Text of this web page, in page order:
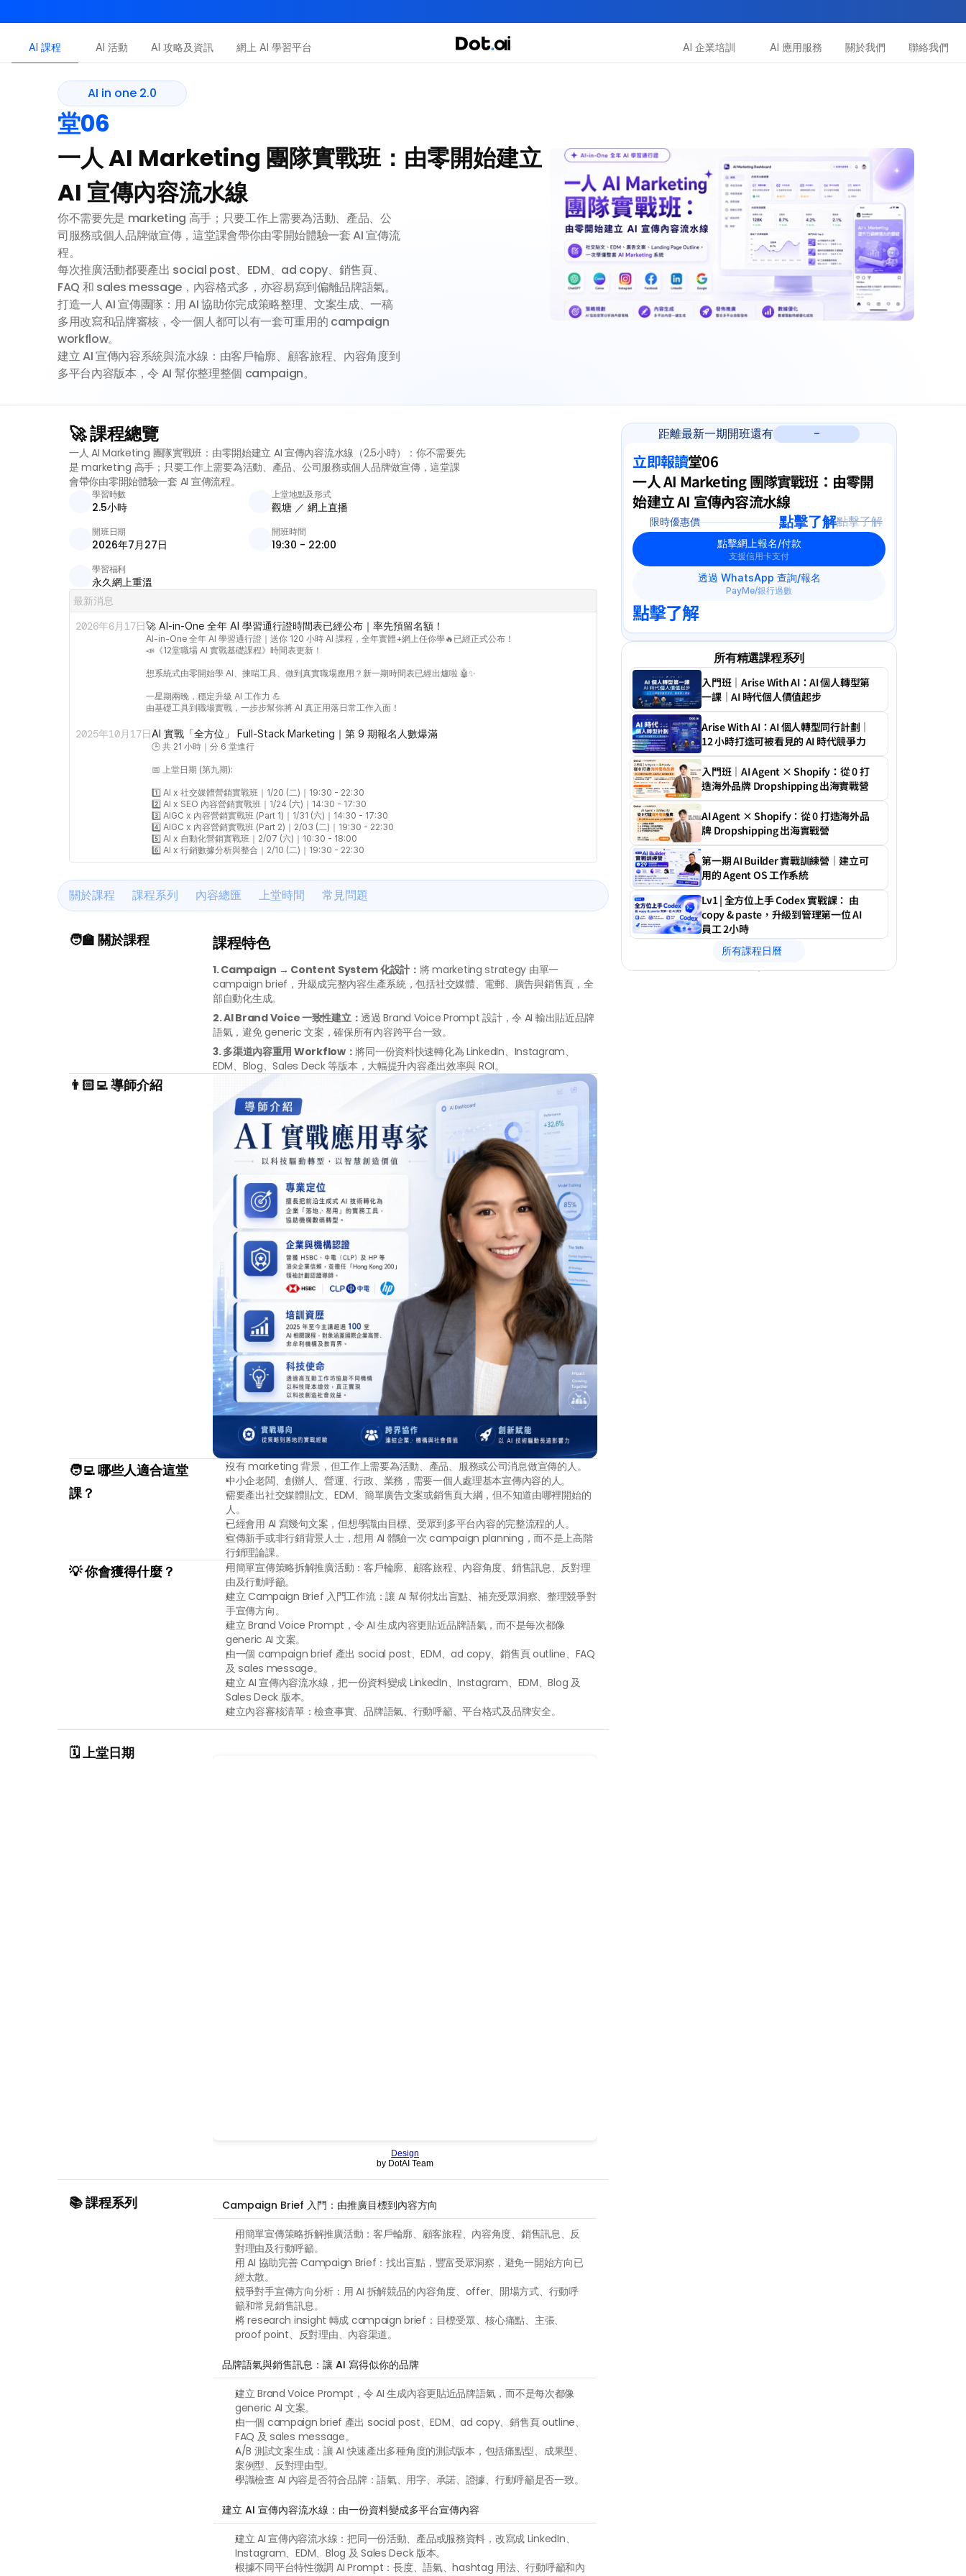
AI in one 2.0
AI in one 2.0
堂06
一人 AI Marketing 團隊實戰班：由零開始建立
AI 宣傳內容流水線
你不需要先是 marketing 高手；只要工作上需要為活動、產品、公
司服務或個人品牌做宣傳，這堂課會帶你由零開始體驗一套 AI 宣傳流
程。
每次推廣活動都要產出 social post、EDM、ad copy、銷售頁、
FAQ 和 sales message，內容格式多，亦容易寫到偏離品牌語氣。
打造一人 AI 宣傳團隊：用 AI 協助你完成策略整理、文案生成、一稿
多用改寫和品牌審核，令一個人都可以有一套可重用的 campaign
workflow。
建立 AI 宣傳內容系統與流水線：由客戶輪廓、顧客旅程、內容角度到
多平台內容版本，令 AI 幫你整理整個 campaign。
🚀 課程總覽
一人 AI Marketing 團隊實戰班：由零開始建立 AI 宣傳內容流水線（2.5小時）：你不需要先
是 marketing 高手；只要工作上需要為活動、產品、公司服務或個人品牌做宣傳，這堂課
會帶你由零開始體驗一套 AI 宣傳流程。
學習時數
2.5小時
上堂地點及形式
觀塘 ／ 網上直播
開班日期
2026年7月27日
開班時間
19:30 - 22:00
學習福利
永久網上重溫
最新消息
2026年6月17日🚀 AI-in-One 全年 AI 學習通行證時間表已經公布｜率先預留名額！
AI-in-One 全年 AI 學習通行證｜送你 120 小時 AI 課程，全年實體+網上任你學🔥已經正式公布！
📣《12堂職場 AI 實戰基礎課程》時間表更新！
想系統式由零開始學 AI、揀啱工具、做到真實職場應用？新一期時間表已經出爐啦 🤖✨
一星期兩晚，穩定升級 AI 工作力 💪
由基礎工具到職場實戰，一步步幫你將 AI 真正用落日常工作入面！
2025年10月17日AI 實戰「全方位」 Full-Stack Marketing｜第 9 期報名人數爆滿
🕒 共 21 小時｜分 6 堂進行
📅 上堂日期 (第九期):
1️⃣ AI x 社交媒體營銷實戰班｜1/20 (二)｜19:30 - 22:30
2️⃣ AI x SEO 內容營銷實戰班｜1/24 (六)｜14:30 - 17:30
3️⃣ AIGC x 內容營銷實戰班 (Part 1)｜1/31 (六)｜14:30 - 17:30
4️⃣ AIGC x 內容營銷實戰班 (Part 2)｜2/03 (二)｜19:30 - 22:30
5️⃣ AI x 自動化營銷實戰班｜2/07 (六)｜10:30 - 18:00
6️⃣ AI x 行銷數據分析與整合｜2/10 (二)｜19:30 - 22:30
關於課程 課程系列 內容總匯 上堂時間 常見問題
🧑‍🏫 關於課程 課程特色
1. Campaign → Content System 化設計： 將 marketing strategy 由單一
campaign brief，升級成完整內容生產系統，包括社交媒體、電郵、廣告與銷售頁，全
部自動化生成。
2. AI Brand Voice 一致性建立：透過 Brand Voice Prompt 設計，令 AI 輸出貼近品牌
語氣，避免 generic 文案，確保所有內容跨平台一致。
3. 多渠道內容重用 Workflow：將同一份資料快速轉化為 LinkedIn、Instagram、
EDM、Blog、Sales Deck 等版本，大幅提升內容產出效率與 ROI。
👨🏻‍💻 導師介紹
🧑‍💻 哪些人適合這堂
課？
沒有 marketing 背景，但工作上需要為活動、產品、服務或公司消息做宣傳的人。
中小企老闆、創辦人、營運、行政、業務，需要一個人處理基本宣傳內容的人。
需要產出社交媒體貼文、EDM、簡單廣告文案或銷售頁大綱，但不知道由哪裡開始的
人。
已經會用 AI 寫幾句文案，但想學識由目標、受眾到多平台內容的完整流程的人。
宣傳新手或非行銷背景人士，想用 AI 體驗一次 campaign planning，而不是上高階
行銷理論課。
💡 你會獲得什麼？
用簡單宣傳策略拆解推廣活動：客戶輪廓、顧客旅程、內容角度、銷售訊息、反對理
由及行動呼籲。
建立 Campaign Brief 入門工作流：讓 AI 幫你找出盲點、補充受眾洞察、整理競爭對
手宣傳方向。
建立 Brand Voice Prompt，令 AI 生成內容更貼近品牌語氣，而不是每次都像
generic AI 文案。
由一個 campaign brief 產出 social post、EDM、ad copy、銷售頁 outline、FAQ
及 sales message。
建立 AI 宣傳內容流水線，把一份資料變成 LinkedIn、Instagram、EDM、Blog 及
Sales Deck 版本。
建立內容審核清單：檢查事實、品牌語氣、行動呼籲、平台格式及品牌安全。
🗓️ 上堂日期
Design
by DotAI Team
📚 課程系列
Campaign Brief 入門：由推廣目標到內容方向
用簡單宣傳策略拆解推廣活動：客戶輪廓、顧客旅程、內容角度、銷售訊息、反
對理由及行動呼籲。
用 AI 協助完善 Campaign Brief：找出盲點，豐富受眾洞察，避免一開始方向已
經太散。
競爭對手宣傳方向分析：用 AI 拆解競品的內容角度、offer、開場方式、行動呼
籲和常見銷售訊息。
將 research insight 轉成 campaign brief：目標受眾、核心痛點、主張、
proof point、反對理由、內容渠道。
品牌語氣與銷售訊息：讓 AI 寫得似你的品牌
建立 Brand Voice Prompt，令 AI 生成內容更貼近品牌語氣，而不是每次都像
generic AI 文案。
由一個 campaign brief 產出 social post、EDM、ad copy、銷售頁 outline、
FAQ 及 sales message。
A/B 測試文案生成：讓 AI 快速產出多種角度的測試版本，包括痛點型、成果型、
案例型、反對理由型。
學識檢查 AI 內容是否符合品牌：語氣、用字、承諾、證據、行動呼籲是否一致。
建立 AI 宣傳內容流水線：由一份資料變成多平台宣傳內容
建立 AI 宣傳內容流水線：把同一份活動、產品或服務資料，改寫成 LinkedIn、
Instagram、EDM、Blog 及 Sales Deck 版本。
根據不同平台特性微調 AI Prompt：長度、語氣、hashtag 用法、行動呼籲和內
距離最新一期開班還有 -
立即報讀堂06
一人 AI Marketing 團隊實戰班：由零開
始建立 AI 宣傳內容流水線
限時優惠價 點擊了解點擊了解
點擊網上報名/付款
支援信用卡支付
透過 WhatsApp 查詢/報名
PayMe/銀行過數
點擊了解
所有精選課程系列
入門班｜Arise With AI：AI 個人轉型第
一課｜AI 時代個人價值起步
Arise With AI：AI 個人轉型同行計劃｜
12 小時打造可被看見的 AI 時代競爭力
入門班｜AI Agent × Shopify：從 0 打
造海外品牌 Dropshipping 出海實戰營
AI Agent × Shopify：從 0 打造海外品
牌 Dropshipping 出海實戰營
第一期 AI Builder 實戰訓練營｜建立可
用的 Agent OS 工作系統
Lv1 | 全方位上手 Codex 實戰課： 由
copy & paste，升級到管理第一位 AI
員工 2小時
所有課程日曆
AI 課程 AI 活動 AI 攻略及資訊 網上 AI 學習平台 AI 企業培訓 AI 應用服務 關於我們 聯絡我們
Dot.AI Academy
全港最貼地AI課程
三大恆常課程
多種專項技能提升課程
助你全面掌握AI應用
我們有三大課程